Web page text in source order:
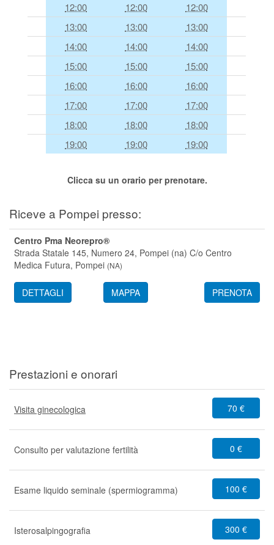
Segreteria virtuale
Teleconsulto
12:00
12:00
12:00
13:00
13:00
13:00
14:00
14:00
14:00
15:00
15:00
15:00
16:00
16:00
16:00
17:00
17:00
17:00
18:00
18:00
18:00
19:00
19:00 19:00
Clicca su un orario per prenotare.
Riceve a Pompei presso:
Centro Pma Neorepro®
Strada Statale 145, Numero 24, Pompei (na) C/o Centro
Medica Futura, Pompei (NA)
DETTAGLI MAPPA PRENOTA
Prestazioni e onorari
Visita ginecologica 70 €
Consulto per valutazione fertilità 0 €
Esame liquido seminale (spermiogramma) 100 €
Isterosalpingografia 300 €